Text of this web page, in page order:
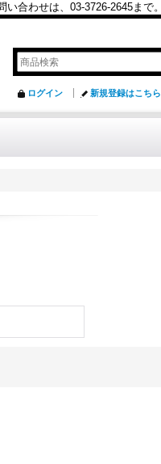
合わせは、03-3726-2645まで。
ログイン 新規登録はこちら